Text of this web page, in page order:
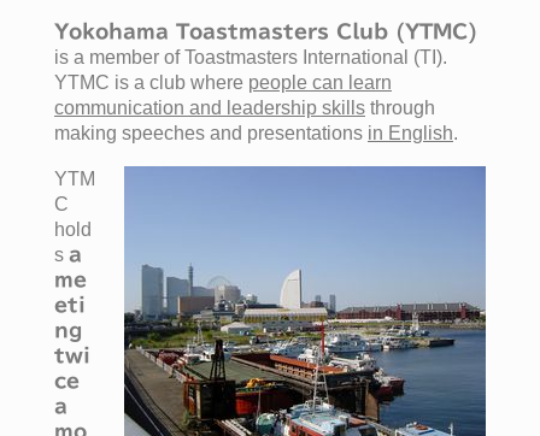
Yokohama Toastmasters Club (YTMC)
is a member of Toastmasters International (TI).
YTMC is a club where people can learn
communication and leadership skills through
making speeches and presentations in English.
YTM
C
hold
s a
me
eti
ng
twi
ce
a
mo